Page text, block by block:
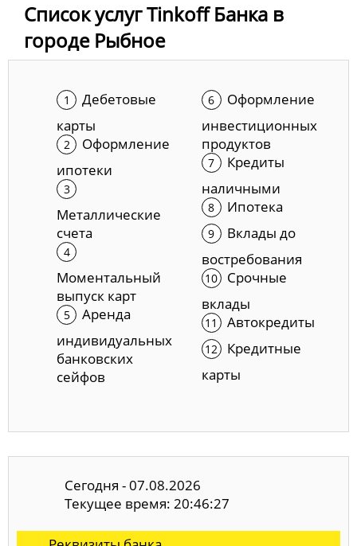
Список услуг Tinkoff Банка в
городе Рыбное
Дебетовые
карты
Оформление
ипотеки
Металлические
счета
Моментальный
выпуск карт
Аренда
индивидуальных
банковских
сейфов
Оформление
инвестиционных
продуктов
Кредиты
наличными
Ипотека
Вклады до
востребования
Срочные
вклады
Автокредиты
Кредитные
карты
Сегодня - 07.08.2026
Текущее время: 20:46:28